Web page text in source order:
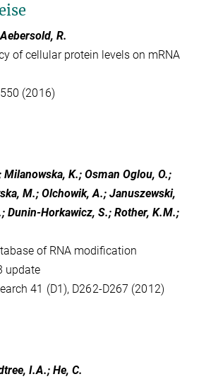
R.
of cellular protein levels on mRNA
(2016)
K.; Osman Oglou, O.;
M.; Olchowik, A.; Januszewski,
Dunin-Horkawicz, S.; Rother, K.M.;
of RNA modification
update
41 (D1), D262-D267 (2012)
I.A.; He, C.